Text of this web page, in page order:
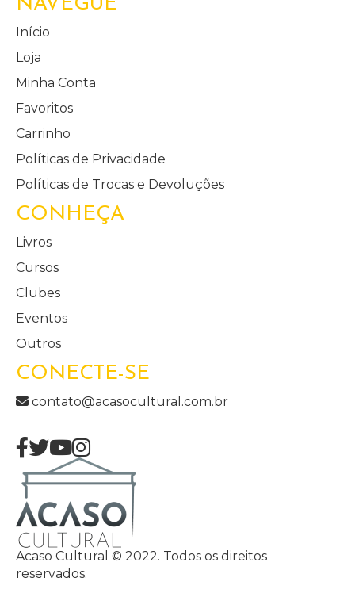
NAVEGUE
Início
Loja
Minha Conta
Favoritos
Carrinho
Políticas de Privacidade
Políticas de Trocas e Devoluções
CONHEÇA
Livros
Cursos
Clubes
Eventos
Outros
CONECTE-SE
contato@acasocultural.com.br
Acaso Cultural © 2022. Todos os direitos
reservados.